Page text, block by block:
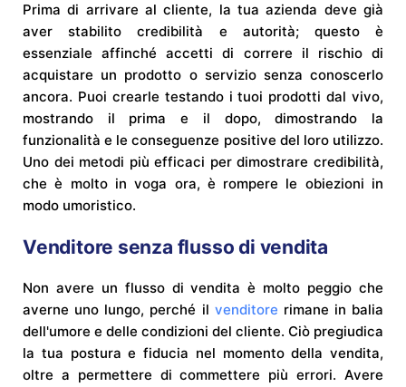
Prima di arrivare al cliente, la tua azienda deve già
aver stabilito credibilità e autorità; questo è
essenziale affinché accetti di correre il rischio di
acquistare un prodotto o servizio senza conoscerlo
ancora. Puoi crearle testando i tuoi prodotti dal vivo,
mostrando il prima e il dopo, dimostrando la
funzionalità e le conseguenze positive del loro utilizzo.
Uno dei metodi più efficaci per dimostrare credibilità,
che è molto in voga ora, è rompere le obiezioni in
modo umoristico.
Venditore senza flusso di vendita
Non avere un flusso di vendita è molto peggio che
averne uno lungo, perché il venditore rimane in balia
dell'umore e delle condizioni del cliente. Ciò pregiudica
la tua postura e fiducia nel momento della vendita,
oltre a permettere di commettere più errori. Avere